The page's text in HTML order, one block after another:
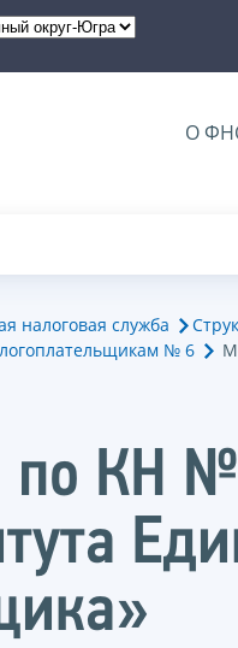
О
налоговая служба
№ 6
КН №